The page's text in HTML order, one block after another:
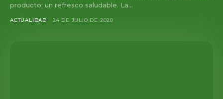
producto: un refresco saludable. La...
ACTUALIDAD 24 DE JULIO DE 2020